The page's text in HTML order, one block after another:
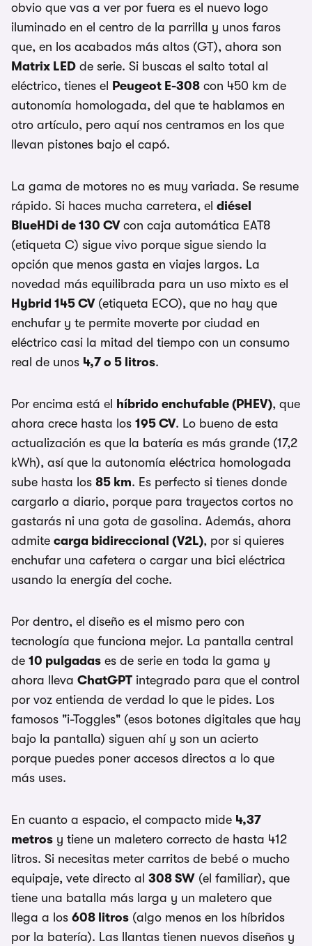
obvio que vas a ver por fuera es el nuevo logo
iluminado en el centro de la parrilla y unos faros
que, en los acabados más altos (GT), ahora son
Matrix LED de serie. Si buscas el salto total al
eléctrico, tienes el
Peugeot E-308 con 450 km de
autonomía homologada, del que te hablamos en
otro artículo, pero aquí nos centramos en los que
llevan pistones bajo el capó.
La gama de motores no es muy variada. Se resume
rápido. Si haces mucha carretera, el diésel
BlueHDi de 130 CVcon caja automática EAT8
(etiqueta C) sigue vivo porque sigue siendo la
opción que menos gasta en viajes largos. La
novedad más equilibrada para un uso mixto es el
Hybrid 145 CV(etiqueta ECO), que no hay que
enchufar y te permite moverte por ciudad en
eléctrico casi la mitad del tiempo con un consumo
real de unos 4,7 o 5 litros.
Por encima está el híbrido enchufable (PHEV), que
ahora crece hasta los 195 CV. Lo bueno de esta
actualización es que la batería es más grande (17,2
kWh), así que la autonomía eléctrica homologada
sube hasta los 85 km. Es perfecto si tienes donde
cargarlo a diario, porque para trayectos cortos no
gastarás ni una gota de gasolina. Además, ahora
admite carga bidireccional (V2L), por si quieres
enchufar una cafetera o cargar una bici eléctrica
usando la energía del coche.
Por dentro, el diseño es el mismo pero con
tecnología que funciona mejor. La pantalla central
de 10 pulgadas es de serie en toda la gama y
ahora lleva ChatGPT integrado para que el control
por voz entienda de verdad lo que le pides. Los
famosos "i-Toggles" (esos botones digitales que hay
bajo la pantalla) siguen ahí y son un acierto
porque puedes poner accesos directos a lo que
más uses.
En cuanto a espacio, el compacto mide 4,37
metros y tiene un maletero correcto de hasta 412
litros. Si necesitas meter carritos de bebé o mucho
equipaje, vete directo al 308 SW (el familiar), que
tiene una batalla más larga y un maletero que
llega a los 608 litros (algo menos en los híbridos
por la batería). Las llantas tienen nuevos diseños y